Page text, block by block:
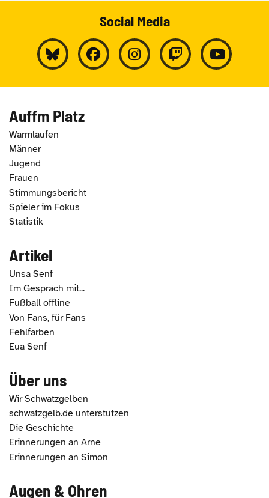
Social Media
Auffm Platz
Warmlaufen
Männer
Jugend
Frauen
Stimmungsbericht
Spieler im Fokus
Statistik
Artikel
Unsa Senf
Im Gespräch mit...
Fußball offline
Von Fans, für Fans
Fehlfarben
Eua Senf
Über uns
Wir Schwatzgelben
schwatzgelb.de unterstützen
Die Geschichte
Erinnerungen an Arne
Erinnerungen an Simon
Augen & Ohren